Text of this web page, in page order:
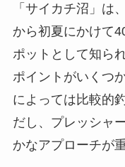
「サイカチ沼」は
から初夏にかけて
ポットとして知ら
ポイントがいくつ
によっては比較的
だし、プレッシャ
かなアプローチが